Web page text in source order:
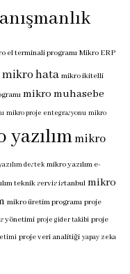
el terminali programı Mikro ERP
mikro hata mikro ikitelli
mikro muhasebe
mikro proje entegrasyonu mikro
mikro
destek mikro yazılım e-
teknik servis istanbul mikro
mikro üretim programı proje
yönetimi proje gider takibi proje
proje veri analitiği yapay zeka